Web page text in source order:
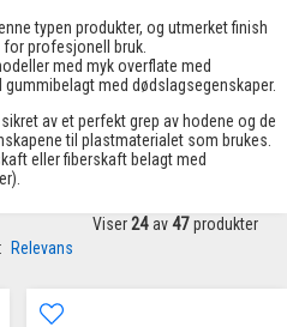
typen produkter, og utmerket finish
profesjonell bruk.
med myk overflate med
med dødslagsegenskaper.
av et perfekt grep av hodene og de
til plastmaterialet som brukes.
eller fiberskaft belagt med
Relevans
Viser 24 av 47 produkter